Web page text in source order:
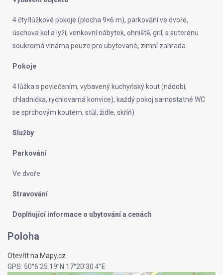
4 čtyřlůžkové pokoje (plocha 9×6 m), parkování ve dvoře,
úschova kol a lyží, venkovní nábytek, ohniště, gril, s suterénu
soukromá vinárna pouze pro ubytované, zimní zahrada
Pokoje
4 lůžka s povlečením, vybavený kuchyńský kout (nádobí,
chladnička, rychlovarná konvice), každý pokoj samostatné WC
se sprchovým koutem, stůl, židle, skříň)
Služby
Parkování
Ve dvoře
Stravování
Doplňující informace o ubytování a cenách
Poloha
Otevřít na Mapy.cz
GPS: 50°6'25.19”N 17°20'30.4”E